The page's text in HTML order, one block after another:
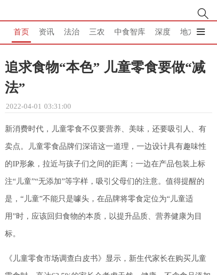
首页 资讯 法治 三农 中食智库 深度 地方
追求食物“本色” 儿童零食要做“减
法”
2022-04-01 03:31:00
新消费时代，儿童零食不仅要营养、美味，还要吸引人、有
卖点。儿童零食品牌们深谙这一道理，一边设计具有趣味性
的IP形象，拉近与孩子们之间的距离；一边在产品包装上标
注“儿童”“无添加”等字样，吸引父母们的注意。值得提醒的
是，“儿童”不能只是噱头，在品牌将零食定位为“儿童适
用”时，应该回归食物的本质，以提升品质、营养健康为目
标。
《儿童零食市场调查白皮书》显示，新生代家长在购买儿童